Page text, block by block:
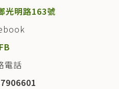
光明路163號
FB
電話